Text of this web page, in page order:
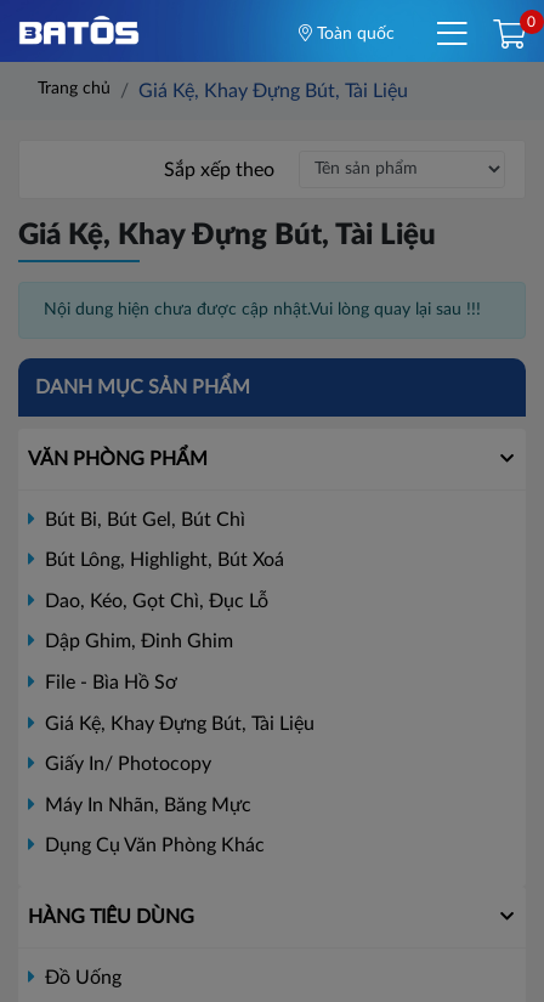
Toàn quốc
0
Trang chủ Giá Kệ, Khay Đựng Bút, Tài Liệu
DANH MỤC SẢN PHẨM
VĂN PHÒNG PHẨM
Bút Bi, Bút Gel, Bút Chì
Bút Lông, Highlight, Bút Xoá
Dao, Kéo, Gọt Chì, Đục Lỗ
Dập Ghim, Đinh Ghim
File - Bìa Hồ Sơ
Giá Kệ, Khay Đựng Bút, Tài Liệu
Giấy In/ Photocopy
Máy In Nhãn, Băng Mực
Dụng Cụ Văn Phòng Khác
HÀNG TIÊU DÙNG
Đồ Uống
Sắp xếp theo
Giá Kệ, Khay Đựng Bút, Tài Liệu
Nội dung hiện chưa được cập nhật.Vui lòng quay lại sau !!!